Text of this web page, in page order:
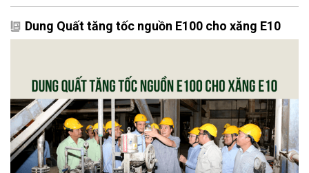
Dung Quất tăng tốc nguồn E100 cho xăng E10